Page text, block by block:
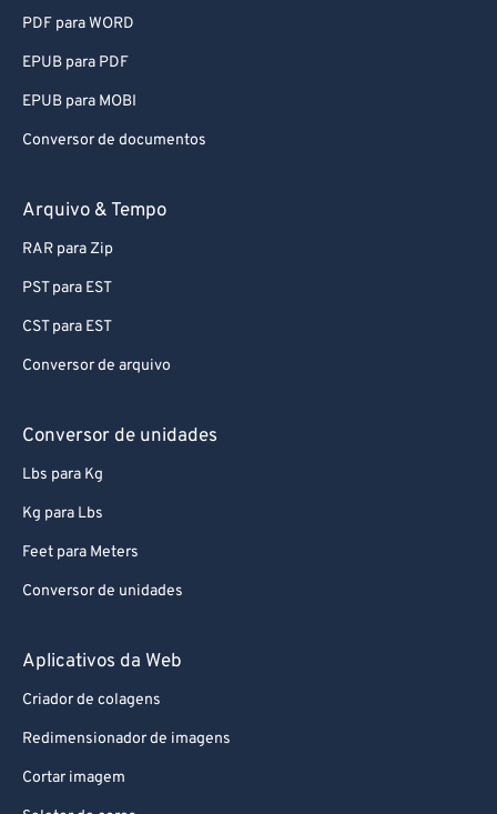
PDF para WORD
EPUB para PDF
EPUB para MOBI
Conversor de documentos
Arquivo & Tempo
RAR para Zip
PST para EST
CST para EST
Conversor de arquivo
Conversor de unidades
Lbs para Kg
Kg para Lbs
Feet para Meters
Conversor de unidades
Aplicativos da Web
Criador de colagens
Redimensionador de imagens
Cortar imagem